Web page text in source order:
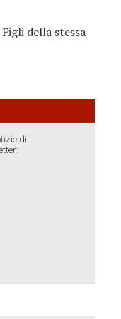
della stessa
di